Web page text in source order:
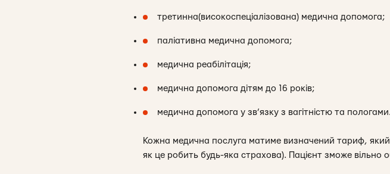
третинна(високоспеціалізована) медична допомога;
паліативна медична допомога;
медична реабілітація;
медична допомога дітям до 16 років;
медична допомога у зв’язку з вагітністю та пологами.
Кожна медична послуга матиме визначений тариф,
як це робить будь-яка страхова). Пацієнт зможе вільно